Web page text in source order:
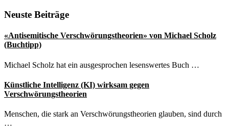
Seitenspalte
Neuste Beiträge
«Antisemitische Verschwörungstheorien» von Michael Scholz
(Buchtipp)
Michael Scholz hat ein ausgesprochen lesenswertes Buch …
Künstliche Intelligenz (KI) wirksam gegen
Verschwörungstheorien
Menschen, die stark an Verschwörungstheorien glauben, sind durch
…